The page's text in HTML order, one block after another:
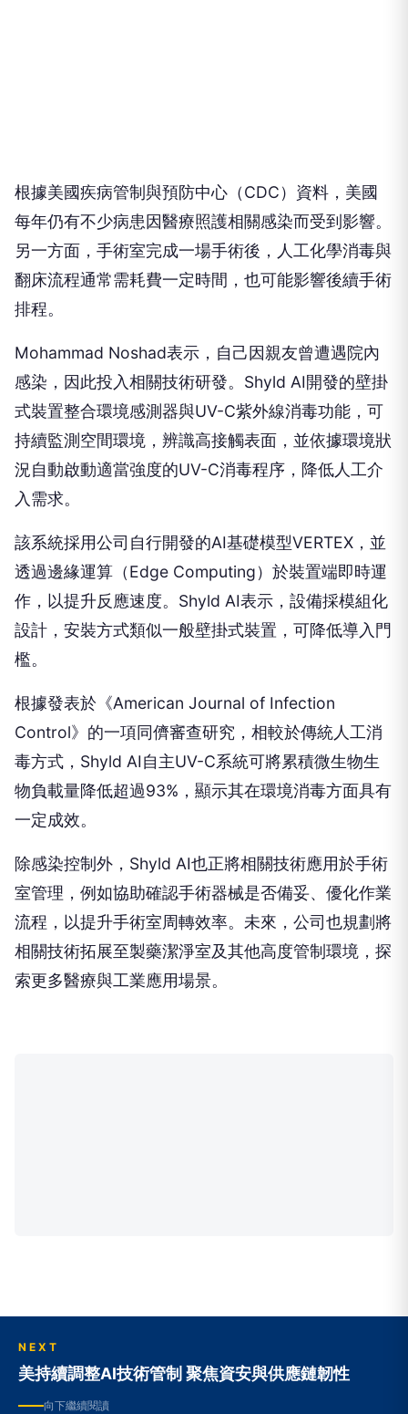
根據美國疾病管制與預防中心（CDC）資料，美國
每年仍有不少病患因醫療照護相關感染而受到影響。
另一方面，手術室完成一場手術後，人工化學消毒與
翻床流程通常需耗費一定時間，也可能影響後續手術
排程。
Mohammad Noshad表示，自己因親友曾遭遇院內
感染，因此投入相關技術研發。Shyld AI開發的壁掛
式裝置整合環境感測器與UV-C紫外線消毒功能，可
持續監測空間環境，辨識高接觸表面，並依據環境狀
況自動啟動適當強度的UV-C消毒程序，降低人工介
入需求。
該系統採用公司自行開發的AI基礎模型VERTEX，並
透過邊緣運算（Edge Computing）於裝置端即時運
作，以提升反應速度。Shyld AI表示，設備採模組化
設計，安裝方式類似一般壁掛式裝置，可降低導入門
檻。
根據發表於《American Journal of Infection
Control》的一項同儕審查研究，相較於傳統人工消
毒方式，Shyld AI自主UV-C系統可將累積微生物生
物負載量降低超過93%，顯示其在環境消毒方面具有
一定成效。
除感染控制外，Shyld AI也正將相關技術應用於手術
室管理，例如協助確認手術器械是否備妥、優化作業
流程，以提升手術室周轉效率。未來，公司也規劃將
相關技術拓展至製藥潔淨室及其他高度管制環境，探
索更多醫療與工業應用場景。
NEXT
美持續調整AI技術管制 聚焦資安與供應鏈韌性
向下繼續閱讀